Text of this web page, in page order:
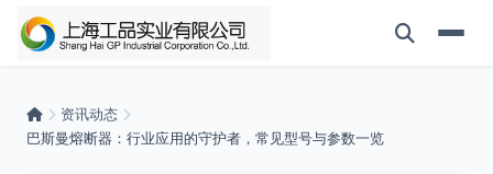
资讯动态
巴斯曼熔断器：行业应用的守护者，常见型号与参数一览